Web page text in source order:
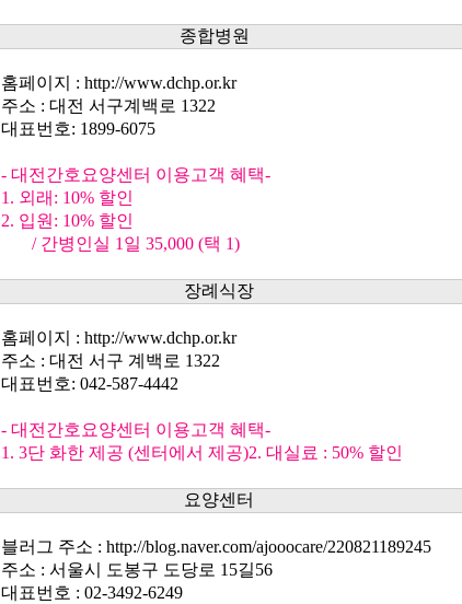
종합병원
홈페이지 : http://www.dchp.or.kr
주소 : 대전 서구계백로 1322
대표번호: 1899-6075
- 대전간호요양센터 이용고객 혜택-
1. 외래: 10% 할인
2. 입원: 10% 할인
/ 간병인실 1일 35,000 (택 1)
장례식장
홈페이지 : http://www.dchp.or.kr
주소 : 대전 서구 계백로 1322
대표번호: 042-587-4442
- 대전간호요양센터 이용고객 혜택-
1. 3단 화한 제공 (센터에서 제공)2. 대실료 : 50% 할인
요양센터
블러그 주소 : http://blog.naver.com/ajooocare/220821189245
주소 : 서울시 도봉구 도당로 15길56
대표번호 : 02-3492-6249